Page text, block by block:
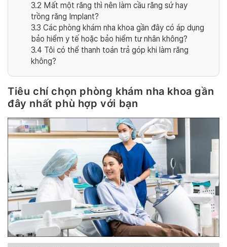
3.2 Mất một răng thì nên làm cầu răng sứ hay
trồng răng Implant?
3.3 Các phòng khám nha khoa gần đây có áp dụng
bảo hiểm y tế hoặc bảo hiểm tư nhân không?
3.4 Tôi có thể thanh toán trả góp khi làm răng
không?
Tiêu chí chọn phòng khám nha khoa gần
đây nhất phù hợp với bạn